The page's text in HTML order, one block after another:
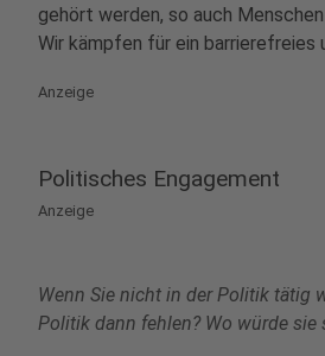
gehört werden, so auch
Wir kämpfen für ein barrierefreies
Anzeige
Politisches Engagement
Anzeige
Wenn Sie nicht in der Politik tätig
Politik dann fehlen? Wo würde sie